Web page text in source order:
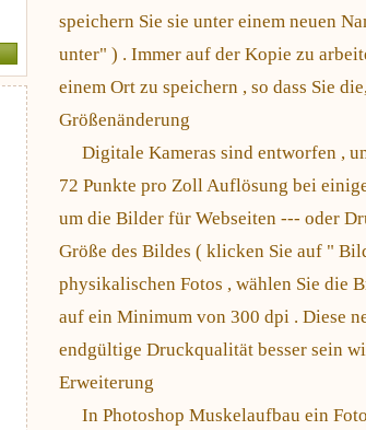
speichern Sie sie unter einem neuen
unter" ) . Immer auf der Kopie zu
einem Ort zu speichern , so dass Sie
Größenänderung
Digitale Kameras sind entworfen ,
72 Punkte pro Zoll Auflösung bei
um die Bilder für Webseiten --- oder
Größe des Bildes ( klicken Sie auf "
physikalischen Fotos , wählen Sie die
auf ein Minimum von 300 dpi . Diese
endgültige Druckqualität besser sein
Erweiterung
In Photoshop Muskelaufbau ein